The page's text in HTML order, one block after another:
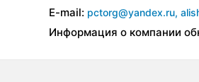
E-mail: pctorg@yandex.ru,
Информация о компании